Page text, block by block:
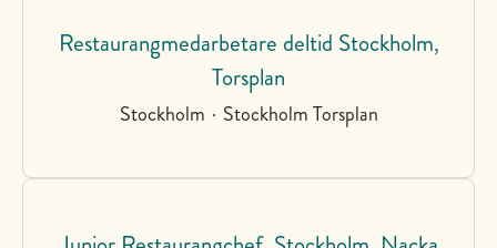
Restaurangmedarbetare deltid Stockholm,
Torsplan
Stockholm · Stockholm Torsplan